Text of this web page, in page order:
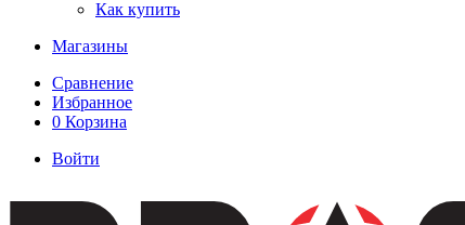
Как купить
Магазины
Сравнение
Избранное
0 Корзина
Войти